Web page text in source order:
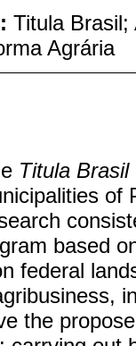
Titula Brasil;
Agrária
Titula Brasil
of
based
federal
the